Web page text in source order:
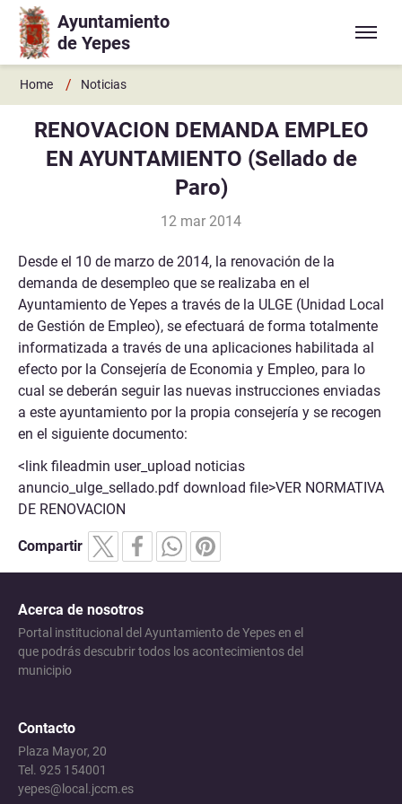
Ir a contenido principal
Ayuntamiento
de Yepes
Home / Noticias
RENOVACION DEMANDA EMPLEO
EN AYUNTAMIENTO (Sellado de
Paro)
12 mar 2014
Desde el 10 de marzo de 2014, la renovación de la
demanda de desempleo que se realizaba en el
Ayuntamiento de Yepes a través de la ULGE (Unidad Local
de Gestión de Empleo), se efectuará de forma totalmente
informatizada a través de una aplicaciones habilitada al
efecto por la Consejería de Economia y Empleo, para lo
cual se deberán seguir las nuevas instrucciones enviadas
a este ayuntamiento por la propia consejería y se recogen
en el siguiente documento:
<link fileadmin user_upload noticias
anuncio_ulge_sellado.pdf download file>VER NORMATIVA
DE RENOVACION
Compartir
Acerca de nosotros
Portal institucional del Ayuntamiento de Yepes en el
que podrás descubrir todos los acontecimientos del
municipio
Contacto
Plaza Mayor, 20
Tel. 925 154001
yepes@local.jccm.es